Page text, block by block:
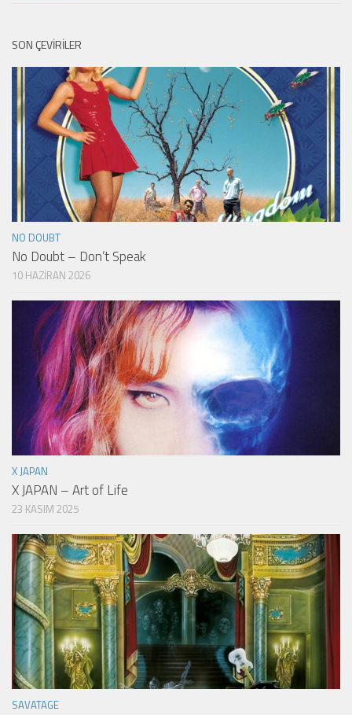
SON ÇEVIRILER
NO DOUBT
No Doubt – Don’t Speak
10 HAZIRAN 2026
X JAPAN
X JAPAN – Art of Life
23 KASIM 2025
SAVATAGE